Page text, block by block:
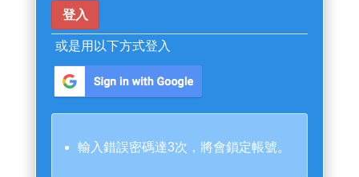
或是用以下方式登入
輸入錯誤密碼達3次，將會鎖定帳號。